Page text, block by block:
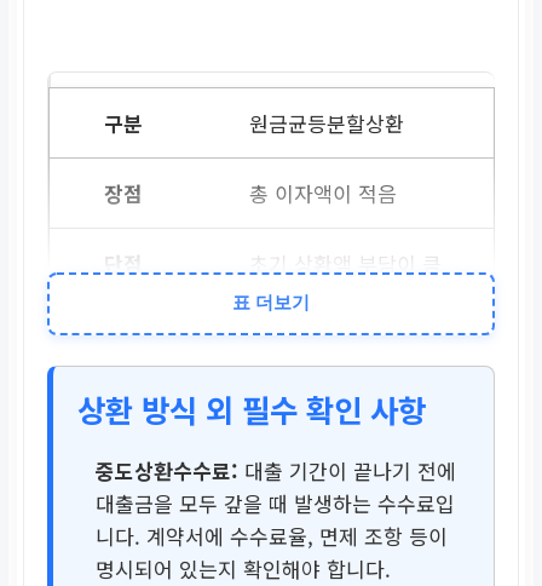
원금균등분할상환
총 이자액이 적음
초기 상환액 부담이 큼
매월 상환액이 일정
총 이자액이 상대적으로
많음
표 더보기
상환 방식 외 필수 확인 사항
중도상환수수료: 대출 기간이 끝나기 전에
대출금을 모두 갚을 때 발생하는 수수료입
니다. 계약서에 수수료율, 면제 조항 등이
명시되어 있는지 확인해야 합니다.